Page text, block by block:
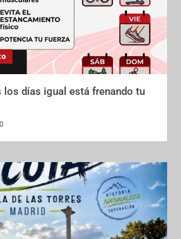
los días igual está frenando tu
0